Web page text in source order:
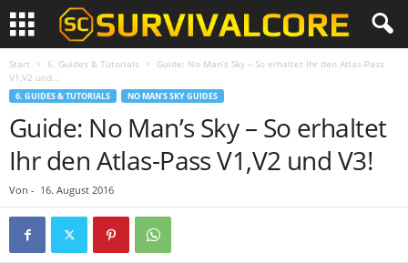
Start 6. Guides & Tutorials
Guide: No Man’s Sky – So erhaltet Ihr den Atlas-Pass
V1,V2 und...
6. GUIDES & TUTORIALS NO MAN’S SKY GUIDES
Guide: No Man’s Sky – So erhaltet
Ihr den Atlas-Pass V1,V2 und V3!
Von - 16. August 2016